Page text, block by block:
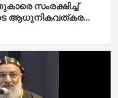
സംരക്ഷിച്ച്
ആധുനികവത്കരണം
സ്പീക്കർ